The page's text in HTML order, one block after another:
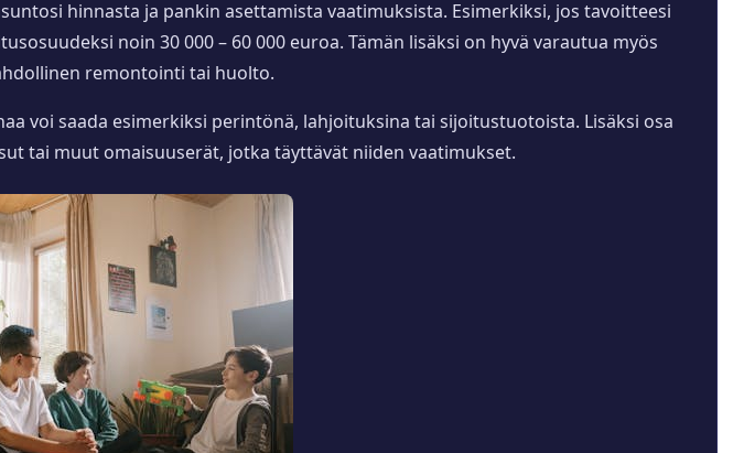
hinnasta ja pankin asettamista vaatimuksista. Esimerkiksi, jos tavoitteesi
noin 30 000 – 60 000 euroa. Tämän lisäksi on hyvä varautua myös
remontointi tai huolto.
voi saada esimerkiksi perintönä, lahjoituksina tai sijoitustuotoista. Lisäksi osa
tai muut omaisuuserät, jotka täyttävät niiden vaatimukset.